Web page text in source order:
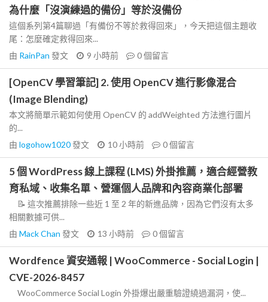
為什麼「沒演練過的備份」等於沒備份
這個系列第4篇聊過「有備份不等於救得回來」，今天把這個主題收
尾：怎麼確定救得回來...
由 RainPan 發文 9 小時前 0個留言
[OpenCV 學習筆記] 2. 使用 OpenCV 進行影像混合
(Image Blending)
本文將簡單示範如何使用 OpenCV 的 addWeighted 方法進行圖片
的...
由 logohow1020發文 10 小時前 0個留言
5 個 WordPress 線上課程 (LMS) 外掛推薦，適合經營教
育私域、收集名單、營運個人品牌和內容商業化部署
📝 這次推薦排除一些近 1 至 2 年的新進品牌，因為它們沒有太多
相關數據可供...
由 Mack Chan 發文 13 小時前 0個留言
Wordfence 資安通報 | WooCommerce - Social Login |
CVE-2026-8457
WooCommerce Social Login 外掛爆出嚴重驗證繞過漏洞，使...